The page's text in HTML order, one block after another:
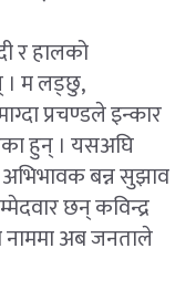
र हालको
। म लड्छु,
प्रचण्डले इन्कार
हुन् । यसअघि
बन्न सुझाव
छन् कविन्द्र
नाममा अब जनताले